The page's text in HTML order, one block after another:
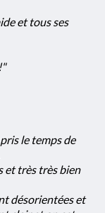
et tous ses
le temps de
et très très bien
désorientées et